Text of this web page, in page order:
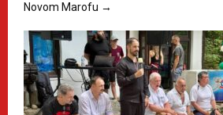
Novom Marofu →